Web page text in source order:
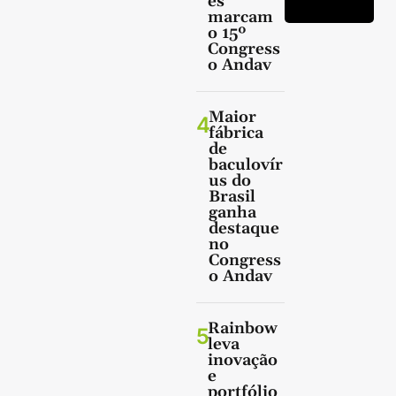
marcam
o 15º
Congress
o Andav
4Maior
fábrica
de
baculovír
us do
Brasil
ganha
destaque
no
Congress
o Andav
5Rainbow
leva
inovação
e